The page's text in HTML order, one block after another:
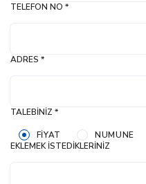
TELEFON NO *
ADRES *
TALEBINIZ *
FIYAT
NUMUNE
EKLEMEK İSTEDIKLERINIZ